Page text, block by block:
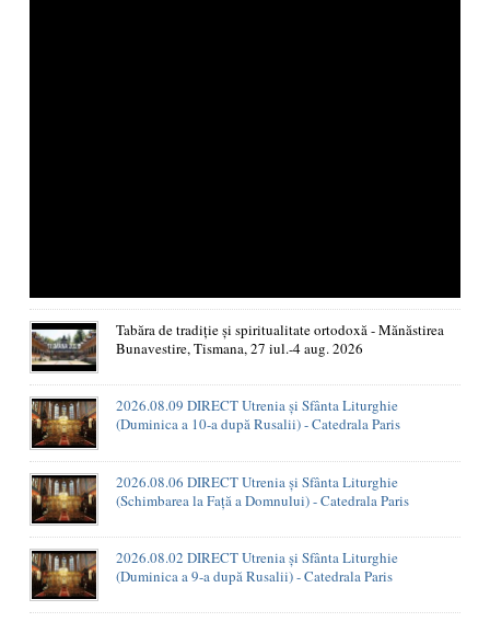
Tabăra de tradiție și spiritualitate ortodoxă - Mănăstirea
Bunavestire, Tismana, 27 iul.-4 aug. 2026
2026.08.09 DIRECT Utrenia și Sfânta Liturghie
(Duminica a 10-a după Rusalii) - Catedrala Paris
2026.08.06 DIRECT Utrenia și Sfânta Liturghie
(Schimbarea la Față a Domnului) - Catedrala Paris
2026.08.02 DIRECT Utrenia și Sfânta Liturghie
(Duminica a 9-a după Rusalii) - Catedrala Paris